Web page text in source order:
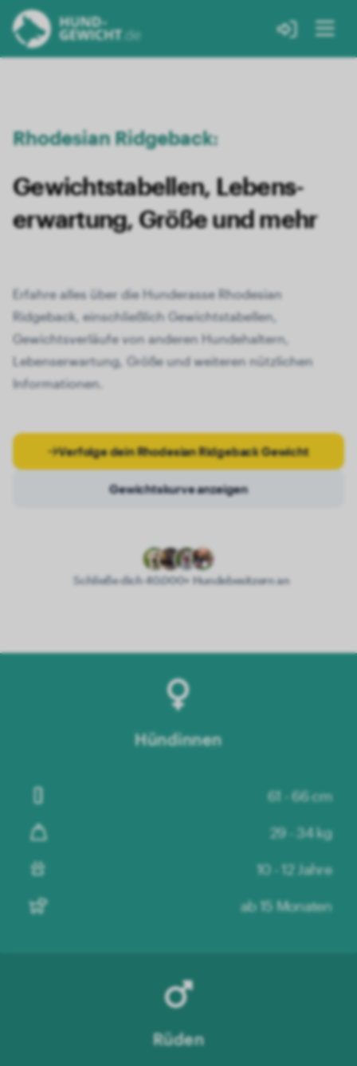
Rhodesian Ridgeback:
Gewichts­tabellen, Lebens­
erwartung, Größe und mehr
Erfahre alles über die Hunderasse Rhodesian
Ridgeback, einschließlich Gewichtstabellen,
Gewichtsverläufe von anderen Hundehaltern,
Lebenserwartung, Größe und weiteren nützlichen
Informationen.
Verfolge dein Rhodesian Ridgeback Gewicht
Gewichtskurve anzeigen
Schließe dich 40.000+ Hundebesitzern an
Hündinnen
61 - 66 cm
29 - 34 kg
10 - 12 Jahre
ab 15 Monaten
Rüden